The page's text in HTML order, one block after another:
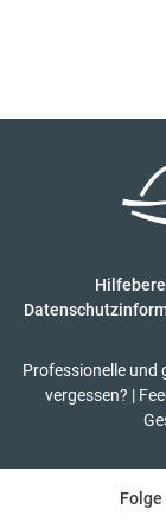
Professionelle und
vergessen? |